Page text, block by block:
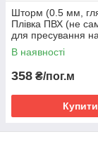
Шторм (0.5 мм,
Плівка ПВХ (не
для пресування
В наявності
358 ₴/пог.м
Купити